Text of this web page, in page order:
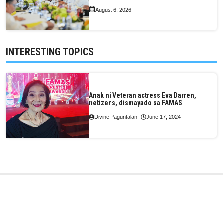
August 6, 2026
INTERESTING TOPICS
Anak ni Veteran actress Eva Darren,
netizens, dismayado sa FAMAS
Divine Paguntalan June 17, 2024